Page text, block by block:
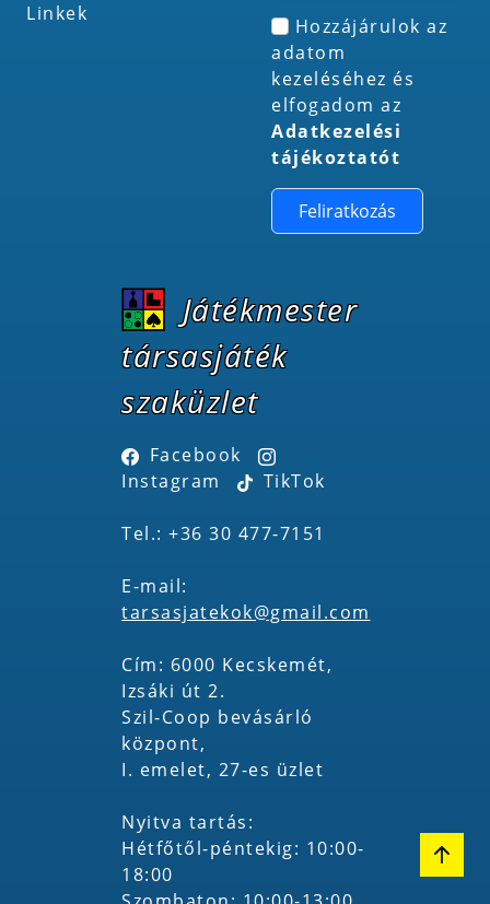
Linkek
Hozzájárulok az
adatom
kezeléséhez és
elfogadom az
Adatkezelési
tájékoztatót
Feliratkozás
Játékmester
társasjáték
szaküzlet
Facebook
Instagram
TikTok
Tel.: +36 30 477-7151
E-mail:
tarsasjatekok@gmail.com
Cím: 6000 Kecskemét,
Izsáki út 2.
Szil-Coop bevásárló
központ,
I. emelet, 27-es üzlet
Nyitva tartás:
Hétfőtől-péntekig: 10:00-
18:00